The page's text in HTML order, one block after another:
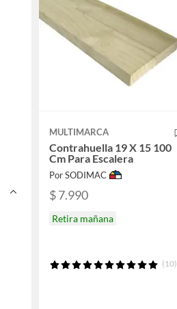
MULTIMARCA
Contrahuella 19 X 15 100
Cm Para Escalera
Por SODIMAC
$ 7.990
Retira mañana
(10)